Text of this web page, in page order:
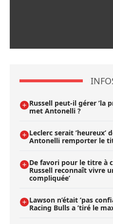
Russell peut-il gérer ’la
met Antonelli ?
Leclerc serait ’heureux’
Antonelli remporter le
De favori pour le titre à
Russell reconnaît vivre
compliquée’
Lawson n’était ’pas
Racing Bulls a ’tiré le